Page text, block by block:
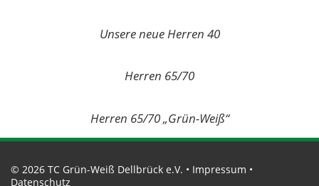
Unsere neue Herren 40
Herren 65/70
Herren 65/70 „Grün-Weiß“
© 2026 TC Grün-Weiß Dellbrück e.V. • Impressum •
Datenschutz